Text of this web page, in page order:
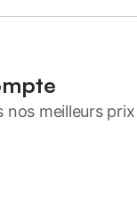
nos meilleurs